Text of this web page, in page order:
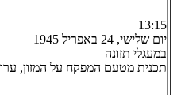
13:15
יום שלישי, 24 באפריל 1945
במעגלי תזונה
תכנית מטעם המפקח על המזון,